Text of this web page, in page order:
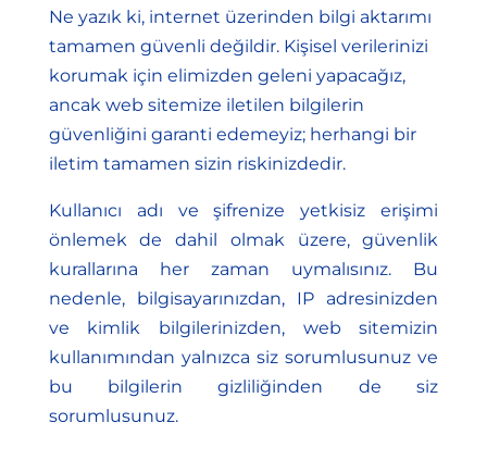
Ne yazık ki, internet üzerinden bilgi aktarımı
tamamen güvenli değildir. Kişisel verilerinizi
korumak için elimizden geleni yapacağız,
ancak web sitemize iletilen bilgilerin
güvenliğini garanti edemeyiz; herhangi bir
iletim tamamen sizin riskinizdedir.
Kullanıcı adı ve şifrenize yetkisiz erişimi
önlemek de dahil olmak üzere, güvenlik
kurallarına her zaman uymalısınız. Bu
nedenle, bilgisayarınızdan, IP adresinizden
ve kimlik bilgilerinizden, web sitemizin
kullanımından yalnızca siz sorumlusunuz ve
bu bilgilerin gizliliğinden de siz
sorumlusunuz.